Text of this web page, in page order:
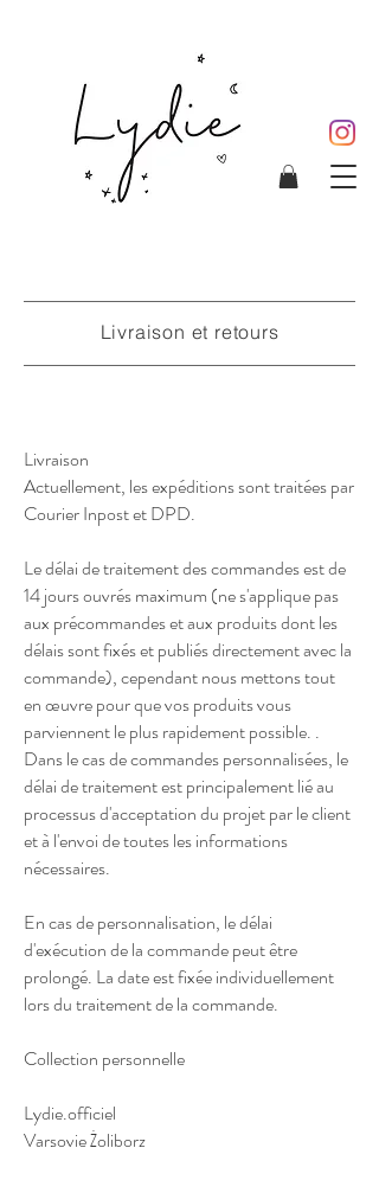
Livraison et retours
Livraison
Actuellement, les expéditions sont traitées par
Courier Inpost et DPD.
Le délai de traitement des commandes est de
14 jours ouvrés maximum (ne s'applique pas
aux précommandes et aux produits dont les
délais sont fixés et publiés directement avec la
commande), cependant nous mettons tout
en œuvre pour que vos produits vous
parviennent le plus rapidement possible. .
Dans le cas de commandes personnalisées, le
délai de traitement est principalement lié au
processus d'acceptation du projet par le client
et à l'envoi de toutes les informations
nécessaires.
En cas de personnalisation, le délai
d'exécution de la commande peut être
prolongé. La date est fixée individuellement
lors du traitement de la commande.
Collection personnelle
Lydie.officiel
Varsovie Żoliborz